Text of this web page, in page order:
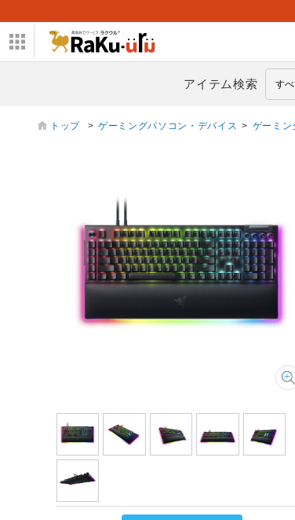
アイテム検索
トップ > ゲーミングパソコン・デバイス > ゲーミン